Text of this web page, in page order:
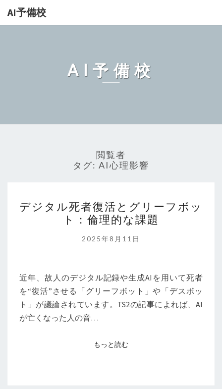
AI予備校
AI予備校
閲覧者
タグ: AI心理影響
ジ
タ
ル
復
活
と
ー
ッ
デジタル死者復活とグリーフボッ
ト：倫理的な課題
2025年8月11日
近年、故人のデジタル記録や生成AIを用いて死者
を“復活”させる「グリーフボット」や「デスボッ
ト」が議論されています。TS2の記事によれば、AI
が亡くなった人の音…
もっと読むもっと読む